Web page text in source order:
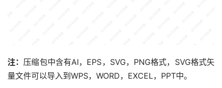
注： 压缩包中含有AI，EPS，SVG，PNG格式，SVG格式矢
量文件可以导入到WPS，WORD，EXCEL，PPT中。